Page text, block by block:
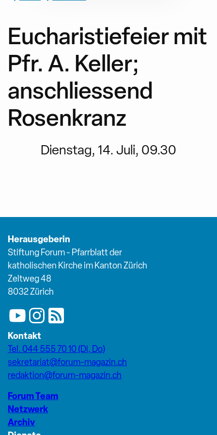
Eucharistiefeier mit
Pfr. A. Keller;
anschliessend
Rosenkranz
Dienstag, 14. Juli, 09.30
Herausgeberin
Stiftung Forum - Pfarrblatt der
katholischen Kirche im Kanton Zürich
Zeltweg 48
8032 Zürich
Kontakt
Tel. 044 555 70 10 (Di, Do)
sekretariat@forum-magazin.ch
redaktion@forum-magazin.ch
Forum Team
Netzwerk
Archiv